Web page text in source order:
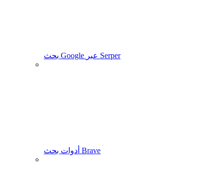
بحث Google عبر Serper
أدوات بحث Brave